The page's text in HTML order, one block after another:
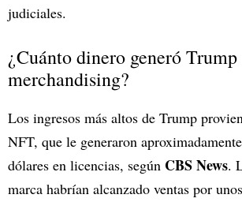
judiciales.
¿Cuánto dinero generó Trump
merchandising?
Los ingresos más altos de Trump
NFT, que le generaron
dólares en licencias, según CBS News.
marca habrían alcanzado ventas por